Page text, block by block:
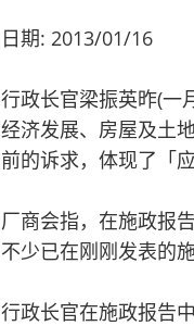
日期: 2013/01/16
行政长官梁振英昨(一
经济发展、房屋及土
前的诉求，体现了「
厂商会指，在施政报
不少已在刚刚发表的
行政长官在施政报告